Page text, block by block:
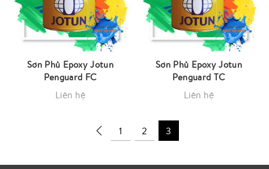
Sơn Phủ Epoxy Jotun
Penguard FC
Liên hệ
Sơn Phủ Epoxy Jotun
Penguard TC
Liên hệ
1 2 3